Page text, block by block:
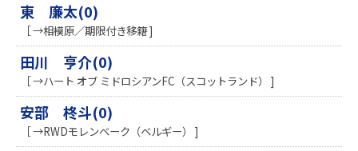
東 廉太(0)
［ →相模原／期限付き移籍 ]
田川 亨介(0)
［ →ハート オブ ミドロシアンFC（スコットランド） ]
安部 柊斗(0)
［ →RWDモレンベーク（ベルギー） ]